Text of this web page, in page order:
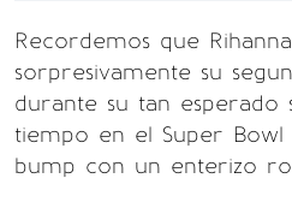
Recordemos que
sorpresivamente su
durante su tan esperado
tiempo en el Super
bump con un enterizo